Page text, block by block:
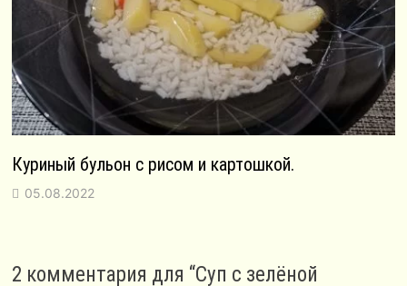
Куриный бульон с рисом и картошкой.
05.08.2022
2 комментария для “Суп с зелёной